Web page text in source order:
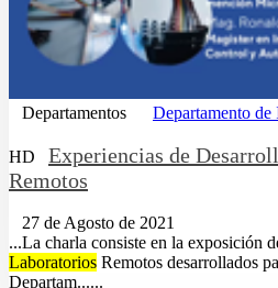
Departamentos Departamento de
HD Experiencias de
Remotos
27 de Agosto de 2021
...La charla consiste en la exposición
Laboratorios Remotos desarrollados
Departam......